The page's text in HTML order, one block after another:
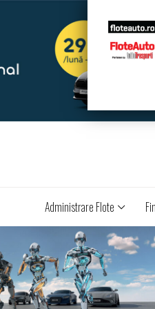
Administrare Flote